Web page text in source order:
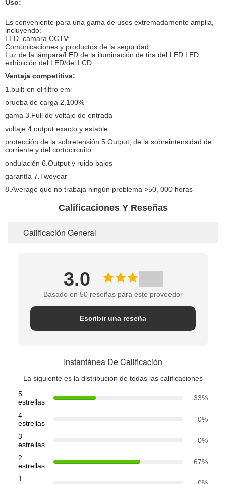
Uso:
Es conveniente para una gama de usos extremadamente amplia,
incluyendo:
LED, cámara CCTV;
Comunicaciones y productos de la seguridad;
Luz de la lámpara/LED de la iluminación de tira del LED LED,
exhibición del LED/del LCD.
Ventaja competitiva:
1.built-en el filtro emi
prueba de carga 2,100%
gama 3.Full de voltaje de entrada
voltaje 4.output exacto y estable
protección de la sobretensión 5.Output, de la sobreintensidad de
corriente y del cortocircuito
ondulación 6.Output y ruido bajos
garantía 7.Twoyear
8.Average que no trabaja ningún problema >50, 000 horas
Calificaciones Y Reseñas
Calificación General
3.0
Basado en 50 reseñas para este proveedor
Escribir una reseña
Instantánea De Calificación
La siguiente es la distribución de todas las calificaciones
5
estrellas
33%
4
estrellas
0%
3
estrellas
0%
2
estrellas
67%
1